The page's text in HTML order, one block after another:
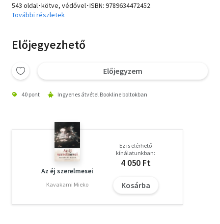
543 oldal･kötve, védővel･ISBN: 9789634472452
További részletek
Előjegyezhető
Előjegyzem
40 pont Ingyenes átvétel Bookline boltokban
Az éj szerelmesei
Kavakami Mieko
Ez is elérhető
kínálatunkban:
4 050 Ft
Kosárba